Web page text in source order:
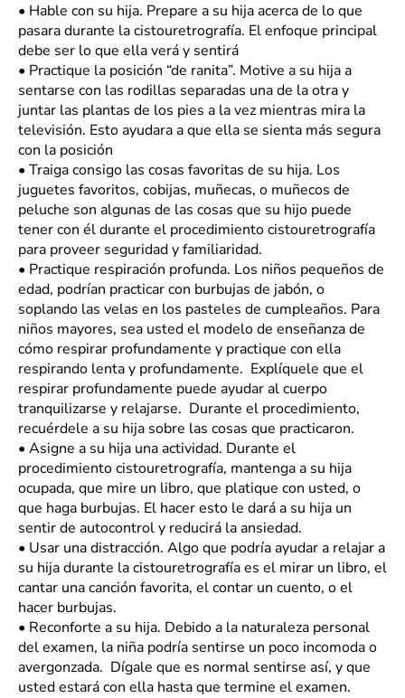
• Hable con su hija. Prepare a su hija acerca de lo que
pasara durante la cistouretrografía. El enfoque principal
debe ser lo que ella verá y sentirá
• Practique la posición “de ranita”. Motive a su hija a
sentarse con las rodillas separadas una de la otra y
juntar las plantas de los pies a la vez mientras mira la
televisión. Esto ayudara a que ella se sienta más segura
con la posición
• Traiga consigo las cosas favoritas de su hija. Los
juguetes favoritos, cobijas, muñecas, o muñecos de
peluche son algunas de las cosas que su hijo puede
tener con él durante el procedimiento cistouretrografía
para proveer seguridad y familiaridad.
• Practique respiración profunda. Los niños pequeños de
edad, podrían practicar con burbujas de jabón, o
soplando las velas en los pasteles de cumpleaños. Para
niños mayores, sea usted el modelo de enseñanza de
cómo respirar profundamente y practique con ella
respirando lenta y profundamente. Explíquele que el
respirar profundamente puede ayudar al cuerpo
tranquilizarse y relajarse. Durante el procedimiento,
recuérdele a su hija sobre las cosas que practicaron.
• Asigne a su hija una actividad. Durante el
procedimiento cistouretrografía, mantenga a su hija
ocupada, que mire un libro, que platique con usted, o
que haga burbujas. El hacer esto le dará a su hija un
sentir de autocontrol y reducirá la ansiedad.
• Usar una distracción. Algo que podría ayudar a relajar a
su hija durante la cistouretrografía es el mirar un libro, el
cantar una canción favorita, el contar un cuento, o el
hacer burbujas.
• Reconforte a su hija. Debido a la naturaleza personal
del examen, la niña podría sentirse un poco incomoda o
avergonzada. Dígale que es normal sentirse así, y que
usted estará con ella hasta que termine el examen.